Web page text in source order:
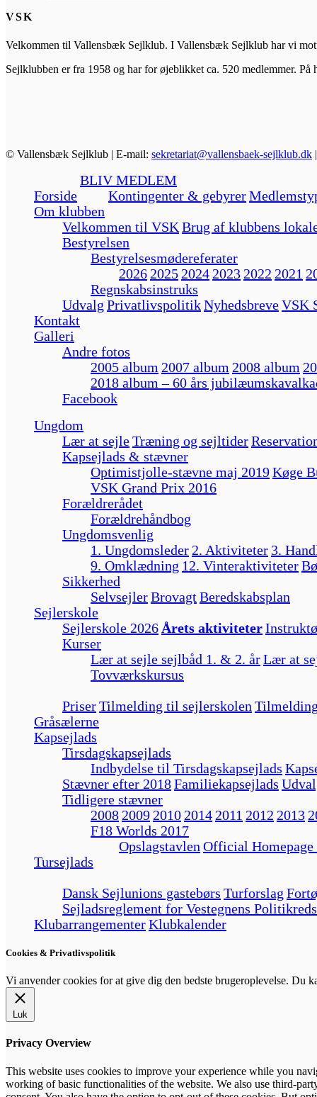
VSK
Velkommen til Vallensbæk Sejlklub. I Vallensbæk Sejlklub har vi
Sejlklubben er fra 1958 og har for øjeblikket ca. 520 medlemmer.
© Vallensbæk Sejlklub | E-mail: sekretariat@vallensbaek-sejlklub.dk |
Forside
BLIV MEDLEM
Kontingenter & gebyrer
Om klubben
Velkommen til VSKBrug af klubbens
Bestyrelsen
Bestyrelsesmødereferater
2026 2025 2024 2023 2022 2021
Regnskabsinstruks
Udvalg PrivatlivspolitikNyhedsbreveVSK
Kontakt
Galleri
Andre fotos
2005 album 2007 album 2008 album
2018 album – 60 års
Facebook
Ungdom
Lær at sejleTræning og sejltider
Kapsejlads & stævner
Optimistjolle-stævne maj 2019Køge
VSK Grand Prix 2016
Forældrerådet
Forældrehåndbog
Ungdomsvenlig
1. Ungdomsleder 2. Aktiviteter 3.
9. Omklædning 12. Vinteraktiviteter
Sikkerhed
SelvsejlerBrovagtBeredskabsplan
Sejlerskole
Sejlerskole 2026 Årets aktiviteter
Kurser
Lær at sejle sejlbåd 1. & 2. årLær at
Tovværkskursus
PriserTilmelding til sejlerskolen
Gråsælerne
Kapsejlads
Tirsdagskapsejlads
Indbydelse til Tirsdagskapsejlads
Stævner efter 2018Familiekapsejlads
Tidligere stævner
2008 2009 2010 2014 2011 2012 2013
F18 Worlds 2017
Opslagstavlen Official Homepage
Tursejlads
Dansk Sejlunions gastebørs Turforslag
Sejladsreglement for Vestegnens Politikreds
KlubarrangementerKlubkalender
Cookies & Privatlivspolitik
Vi anvender cookies for at give dig den bedste brugeroplevelse. Du
Luk
Privacy Overview
This website uses cookies to improve your experience while you
working of basic functionalities of the website. We also use third-